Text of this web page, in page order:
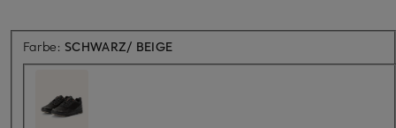
Farbe: SCHWARZ/ BEIGE